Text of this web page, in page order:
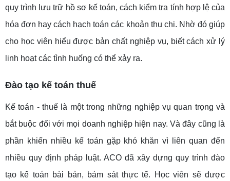
quy trình lưu trữ hồ sơ kế toán, cách kiểm tra tính hợp lệ của
hóa đơn hay cách hạch toán các khoản thu chi. Nhờ đó giúp
cho học viên hiểu được bản chất nghiệp vụ, biết cách xử lý
linh hoạt các tình huống có thể xảy ra.
Đào tạo kế toán thuế
Kế toán - thuế là một trong những nghiệp vụ quan trọng và
bắt buộc đối với mọi doanh nghiệp hiện nay. Và đây cũng là
phần khiến nhiều kế toán gặp khó khăn vì liên quan đến
nhiều quy định pháp luật. ACO đã xây dựng quy trình đào
tạo kế toán bài bản, bám sát thực tế. Học viên sẽ được